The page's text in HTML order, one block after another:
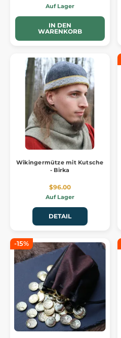
Auf Lager
IN DEN
WARENKORB
Wikingermütze mit Kutsche
- Birka
$96.00
Auf Lager
DETAIL
-15%